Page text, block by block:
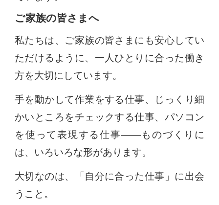
ご家族の皆さまへ
私たちは、ご家族の皆さまにも安心してい
ただけるように、一人ひとりに合った働き
方を大切にしています。
手を動かして作業をする仕事、じっくり細
かいところをチェックする仕事、パソコン
を使って表現する仕事――ものづくりに
は、いろいろな形があります。
大切なのは、「自分に合った仕事」に出会
うこと。